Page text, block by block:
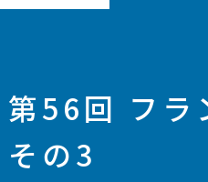
第56回 フ
その3